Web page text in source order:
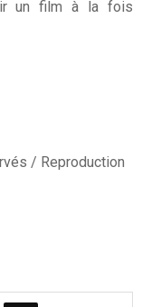
un film à la fois
/ Reproduction